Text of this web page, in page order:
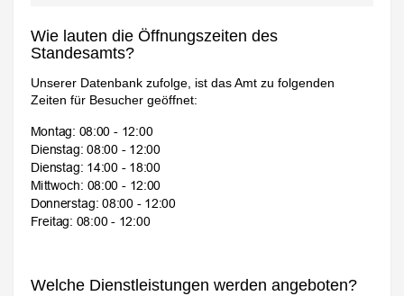
Wie lauten die Öffnungszeiten des
Standesamts?
Unserer Datenbank zufolge, ist das Amt zu folgenden
Zeiten für Besucher geöffnet:
Welche Dienstleistungen werden angeboten?